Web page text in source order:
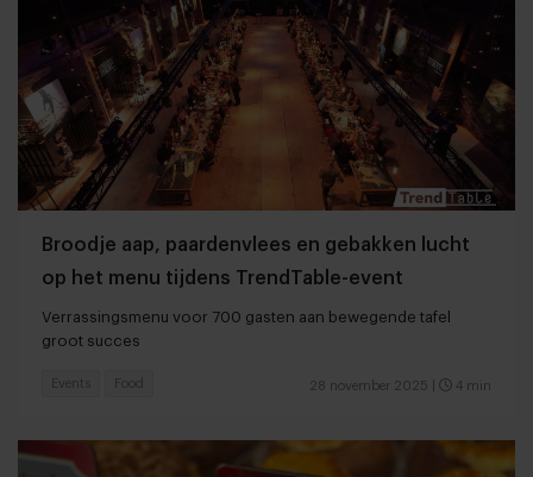
Broodje aap, paardenvlees en gebakken lucht
op het menu tijdens TrendTable-event
Verrassingsmenu voor 700 gasten aan bewegende tafel
groot succes
28 november 2025 4 min
Events Food